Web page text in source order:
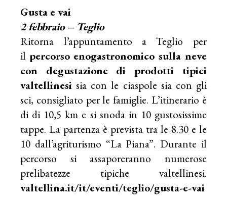
Gusta e vai
2 febbraio – Teglio
Ritorna l’appuntamento a Teglio per
il percorso enogastronomico sulla neve
con degustazione di prodotti tipici
valtellinesi sia con le ciaspole sia con gli
sci, consigliato per le famiglie. L’itinerario è
di di 10,5 km e si snoda in 10 gustosissime
tappe. La partenza è prevista tra le 8.30 e le
10 dall’agriturismo “La Piana”. Durante il
percorso si assaporeranno numerose
prelibatezze tipiche valtellinesi.
valtellina.it/it/eventi/teglio/gusta-e-vai